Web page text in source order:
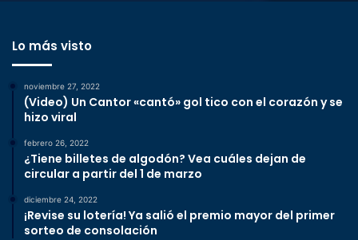
Lo más visto
noviembre 27, 2022
(Video) Un Cantor «cantó» gol tico con el corazón y se
hizo viral
febrero 26, 2022
¿Tiene billetes de algodón? Vea cuáles dejan de
circular a partir del 1 de marzo
diciembre 24, 2022
¡Revise su lotería! Ya salió el premio mayor del primer
sorteo de consolación